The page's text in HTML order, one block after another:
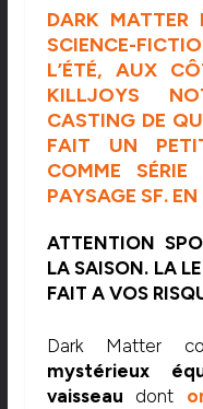
DARK MATTER
SCIENCE-
L’ÉTÉ, AUX
KILLJOYS
CASTING DE
FAIT UN
COMME
PAYSAGE SF.
ATTENTION
LA SAISON. LA
FAIT A VOS
Dark Matter
mystérieux
vaisseau dont